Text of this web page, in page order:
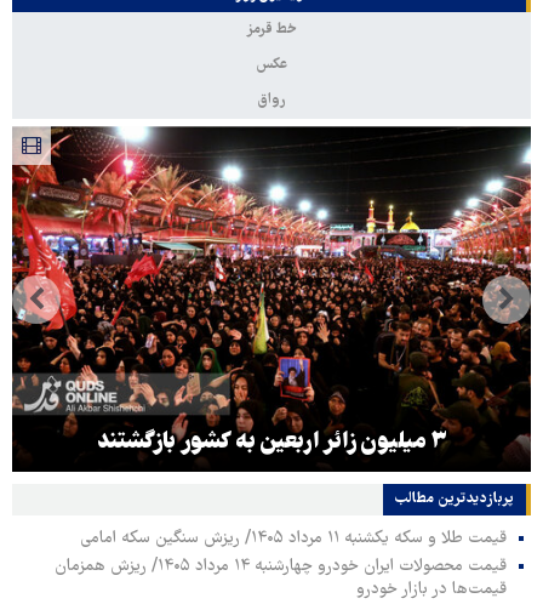
خط قرمز
عکس
رواق
۳ میلیون زائر اربعین به کشور بازگشتند
پربازدیدترین‌ مطالب
قیمت طلا و سکه یکشنبه ۱۱ مرداد ۱۴۰۵/ ریزش سنگین سکه امامی
قیمت محصولات ایران خودرو چهارشنبه ۱۴ مرداد ۱۴۰۵/ ریزش همزمان
قیمت‌ها در بازار خودرو